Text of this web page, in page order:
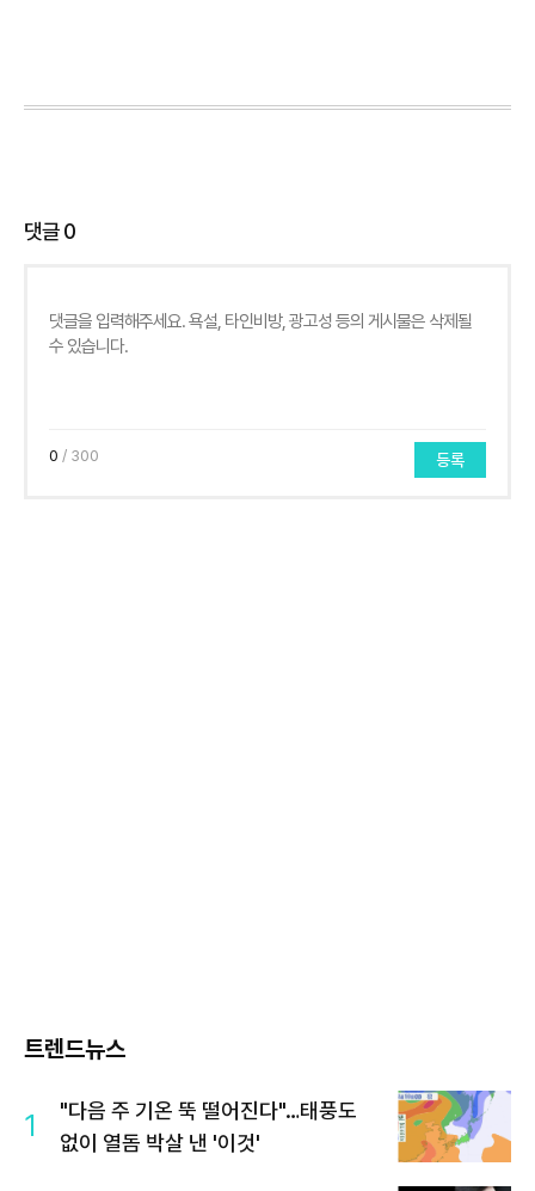
댓글0
0 / 300 등록
트렌드뉴스
1
"다음 주 기온 뚝 떨어진다"…태풍도
없이 열돔 박살 낸 '이것'